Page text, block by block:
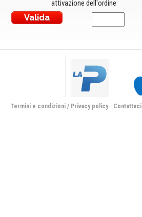
attivazione dell'ordine
Termini e condizioni / Privacy policy Contattaci